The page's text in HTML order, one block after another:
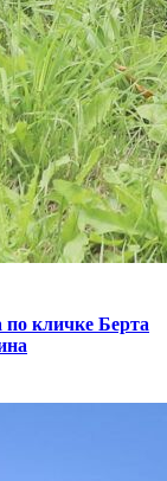
кличке Берта